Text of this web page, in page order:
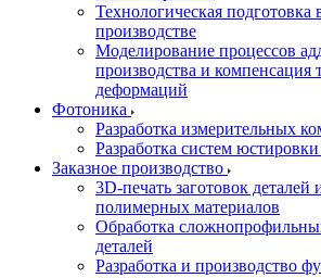
Технологическая подготовка
производстве
Моделирование процессов
производства и компенсация
деформаций
Фотоника
Разработка измерительных
Разработка систем
Заказное производство
3D-печать заготовок деталей
полимерных материалов
Обработка
деталей
Разработка и производство